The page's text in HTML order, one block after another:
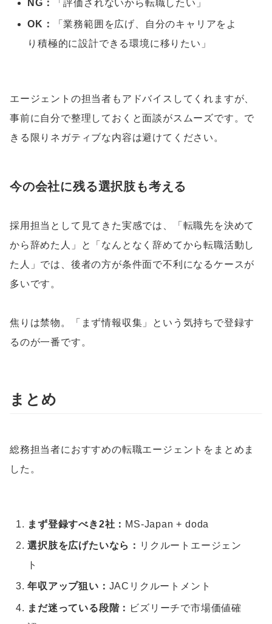
NG： 「評価されないから転職したい」
OK：
「業務範囲を広げ、自分のキャリアをよ
り積極的に設計できる環境に移りたい」
エージェントの担当者もアドバイスしてくれますが、
事前に自分で整理しておくと面談がスムーズです。で
きる限りネガティブな内容は避けてください。
今の会社に残る選択肢も考える
採用担当として見てきた実感では、「転職先を決めて
から辞めた人」と「なんとなく辞めてから転職活動し
た人」では、後者の方が条件面で不利になるケースが
多いです。
焦りは禁物。「まず情報収集」という気持ちで登録す
るのが一番です。
まとめ
総務担当者におすすめの転職エージェントをまとめま
した。
まず登録すべき2社： MS-Japan + doda
選択肢を広げたいなら： リクルートエージェン
ト
年収アップ狙い： JACリクルートメント
まだ迷っている段階： ビズリーチで市場価値確